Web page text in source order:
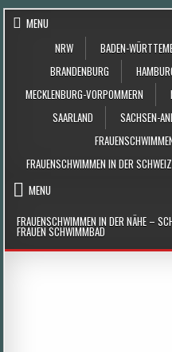
Skip to content
MENU
NRW
BADEN-
BRANDENBURG
MECKLENBURG-VORPOMMERN
SAARLAND
SACHSEN-
FRAUENSCHWIMMEN IN DER SCHWEIZ
MENU
FRAUENSCHWIMMEN IN DER NÄHE –
FRAUEN SCHWIMMBAD